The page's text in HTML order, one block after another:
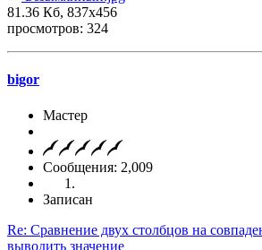
81.36 Кб, 837x456
просмотров: 324
bigor
Мастер
Сообщения: 2,009
Записан
Re: Сравнение двух столбцов на
выводить значение